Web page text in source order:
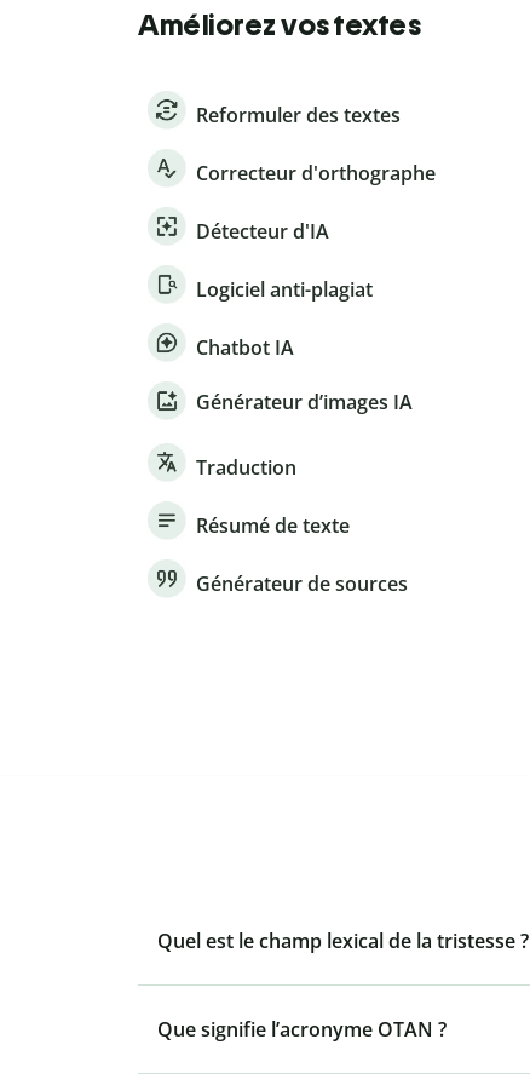
Améliorez vos textes
Reformuler des textes
Correcteur d'orthographe
Détecteur d'IA
Logiciel anti-plagiat
Chatbot IA
Générateur d’images IA
Traduction
Résumé de texte
Générateur de sources
Quel est le champ lexical de la tristesse ?
Que signifie l’acronyme OTAN ?